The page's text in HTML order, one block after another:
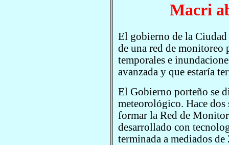
Macri
El gobierno de la
de una red de monitoreo
temporales e
avanzada y que estaría
El Gobierno porteño se
meteorológico. Hace
formar la Red de
desarrollado con
terminada a mediados de